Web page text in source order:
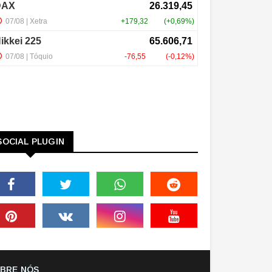
PLUGIN
NÓS